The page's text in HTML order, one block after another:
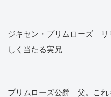
ジキセン・プリムローズ リ
しく当たる実兄
プリムローズ公爵 父。これ